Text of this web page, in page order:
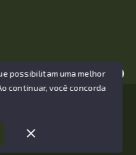
juntos nessa jornada
Corretor de Imóveis -
possibilitam uma melhor
continuar, você concorda